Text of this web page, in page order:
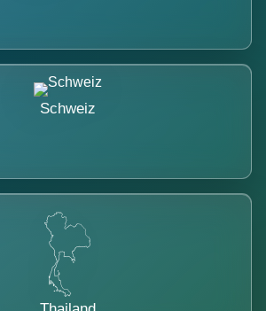
Schweiz